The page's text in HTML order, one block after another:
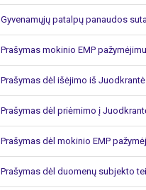
Gyvenamųjų patalpų panaudos
Prašymas mokinio EMP
Prašymas dėl išėjimo iš
Prašymas dėl priėmimo į
Prašymas dėl mokinio EMP
Prašymas dėl duomenų subjekto